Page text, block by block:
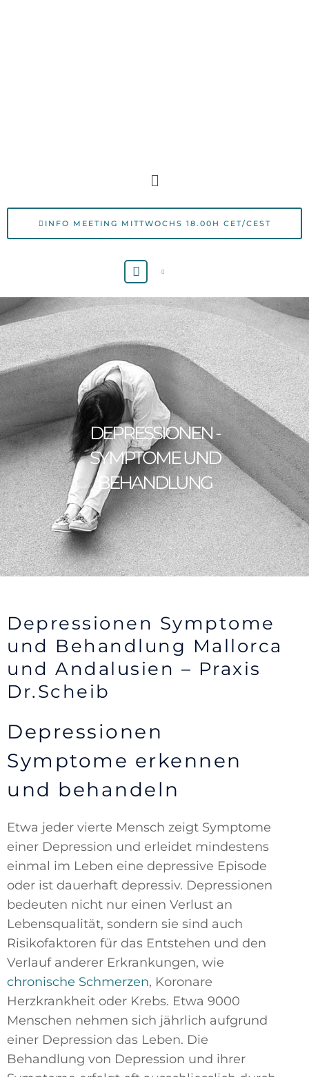
Menü
INFO MEETING MITTWOCHS 18.00H CET/CEST
DEPRESSIONEN -
SYMPTOME UND
BEHANDLUNG
Depressionen Symptome
und Behandlung Mallorca
und Andalusien – Praxis
Dr.Scheib
Depressionen
Symptome erkennen
und behandeln
Etwa jeder vierte Mensch zeigt Symptome
einer Depression und erleidet mindestens
einmal im Leben eine depressive Episode
oder ist dauerhaft depressiv. Depressionen
bedeuten nicht nur einen Verlust an
Lebensqualität, sondern sie sind auch
Risikofaktoren für das Entstehen und den
Verlauf anderer Erkrankungen, wie
chronische Schmerzen, Koronare
Herzkrankheit oder Krebs. Etwa 9000
Menschen nehmen sich jährlich aufgrund
einer Depression das Leben. Die
Behandlung von Depression und ihrer